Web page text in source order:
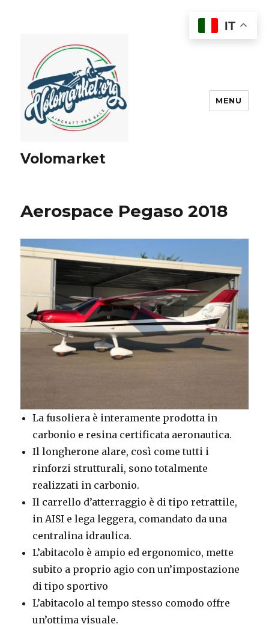
Volomarket
MENU
Aerospace Pegaso 2018
La fusoliera è interamente prodotta in
carbonio e resina certificata aeronautica.
Il longherone alare, così come tutti i
rinforzi strutturali, sono totalmente
realizzati in carbonio.
Il carrello d’atterraggio è di tipo retrattile,
in AISI e lega leggera, comandato da una
centralina idraulica.
L’abitacolo è ampio ed ergonomico, mette
subito a proprio agio con un’impostazione
di tipo sportivo
L’abitacolo al tempo stesso comodo offre
un’ottima visuale.
IT